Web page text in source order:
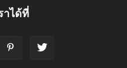
าได้ที่